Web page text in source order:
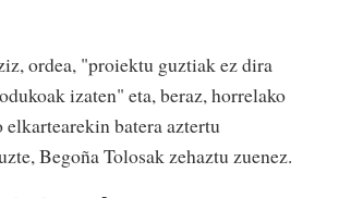
ordea, "proiektu guztiak ez dira
izaten" eta, beraz, horrelako
batera aztertu
Begoña Tolosak zehaztu zuenez.